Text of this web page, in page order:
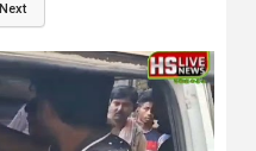
Next